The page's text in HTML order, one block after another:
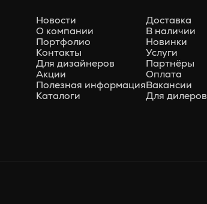
Новости
О компании
Портфолио
Контакты
Для дизайнеров
Акции
Полезная информация
Каталоги
Доставка
В наличии
Новинки
Услуги
Партнёры
Оплата
Вакансии
Для дилеров